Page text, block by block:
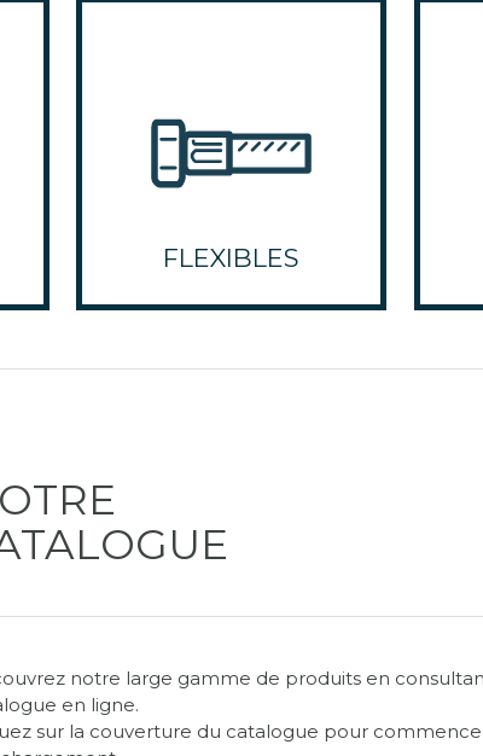
FLEXIBLES
notre large gamme de produits en
en ligne.
sur la couverture du catalogue pour